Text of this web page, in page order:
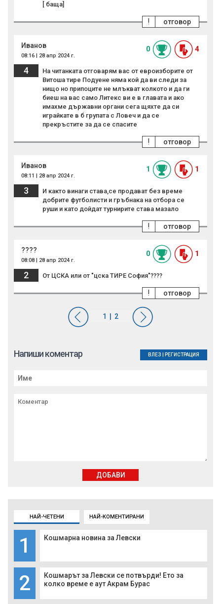
НАЙ-ЧЕТЕНИ НАЙ-КОМЕНТИРАНИ
1 Кошмарна новина за Левски
2
Кошмарът за Левски се потвърди! Ето за
колко време е аут Акрам Бурас
[ баща]
отговор
!
Иванов
08:16 | 28 апр 2024 г.
0 4
4
На читанката отговарям вас от евроизборите от
Витоша тире Подуене няма кой да ви следи за
нищо но припоците не млъкват колкото и да ги
биеш на вас само Литекс ви е в главата и ако
имахме държавни органи сега щяхте да си
играйкате в б групата с Ловеч и да се
прекръстите за да се спасите
отговор
!
Иванов
08:11 | 28 апр 2024 г.
1 1
3
И както винаги става,се продават без време
добрите футболисти и гръбнака на отбора се
руши и като дойдат турнирите става мазало
отговор
!
????
08:08 | 28 апр 2024 г.
0 1
2 От ЦСКА или от "цска ТИРЕ София"????
отговор
!
Напиши коментар ВЛЕЗ РЕГИСТРАЦИЯ
ДОБАВИ